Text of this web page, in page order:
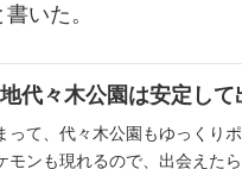
書いた。
代々木公園は安定して
って、代々木公園もゆっくり
モンも現れるので、出会えたら